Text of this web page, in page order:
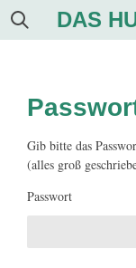
Zum
DAS
Gib bitte das
(alles groß
Passwort